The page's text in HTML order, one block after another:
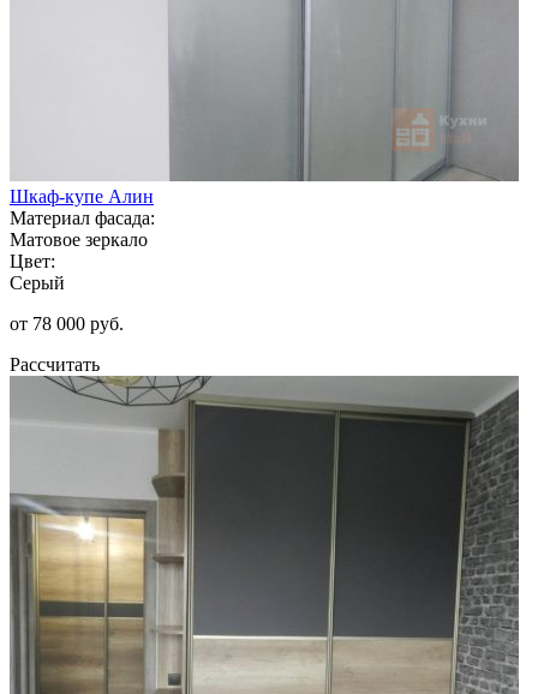
Шкаф-купе Алин
Материал фасада:
Матовое зеркало
Цвет:
Серый
от 78 000 руб.
Рассчитать